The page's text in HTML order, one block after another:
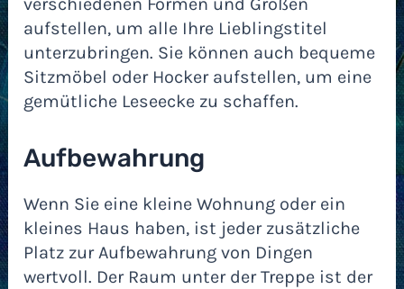
aufstellen, um alle Ihre Lieblingstitel
unterzubringen. Sie können auch bequeme
Sitzmöbel oder Hocker aufstellen, um eine
gemütliche Leseecke zu schaffen.
Aufbewahrung
Wenn Sie eine kleine Wohnung oder ein
kleines Haus haben, ist jeder zusätzliche
Platz zur Aufbewahrung von Dingen
wertvoll. Der Raum unter der Treppe ist der